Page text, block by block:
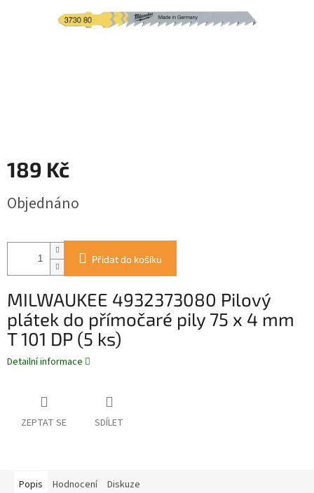
189 Kč
cena:
Objednáno
Přidat do košíku
MILWAUKEE 4932373080 Pilový
plátek do přímočaré pily 75 x 4 mm
T 101 DP (5 ks)
Detailní informace
ZEPTAT SE SDÍLET
Popis Hodnocení Diskuze